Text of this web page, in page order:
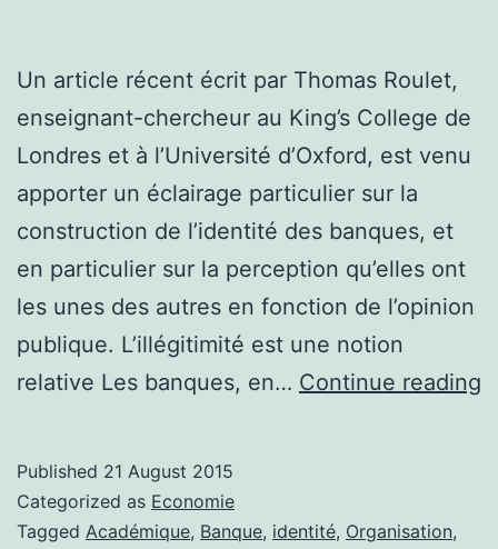
Un article récent écrit par Thomas Roulet,
enseignant-chercheur au King’s College de
Londres et à l’Université d’Oxford, est venu
apporter un éclairage particulier sur la
construction de l’identité des banques, et
en particulier sur la perception qu’elles ont
les unes des autres en fonction de l’opinion
publique. L’illégitimité est une notion
relative Les banques, en… Continue reading
Published 21 August 2015
Categorized as Economie
Tagged Académique, Banque, identité, Organisation,